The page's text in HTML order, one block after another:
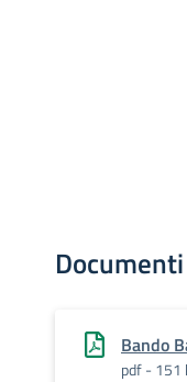
Documenti
Bando
pdf - 151